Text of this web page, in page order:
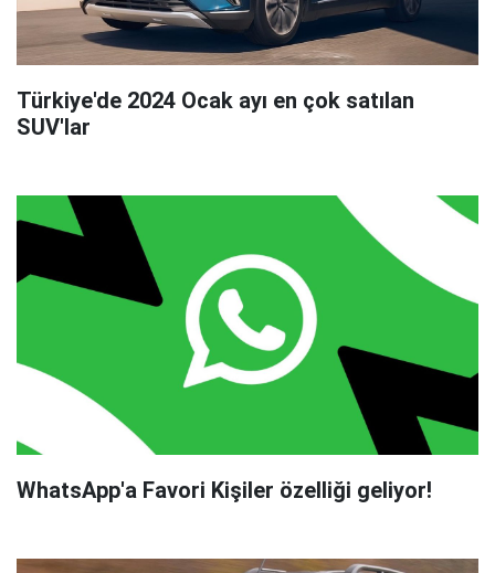
Türkiye'de 2024 Ocak ayı en çok satılan
SUV'lar
WhatsApp'a Favori Kişiler özelliği geliyor!